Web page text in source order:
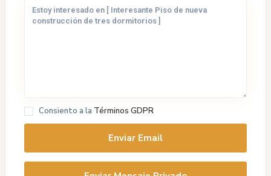
Consiento a la Términos GDPR